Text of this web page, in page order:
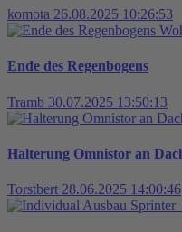
komota 26.08.2025 10:26:53
Ende des Regenbogens
Tramb 30.07.2025 13:50:13
Halterung Omnistor an
Torstbert 28.06.2025 14:00:46